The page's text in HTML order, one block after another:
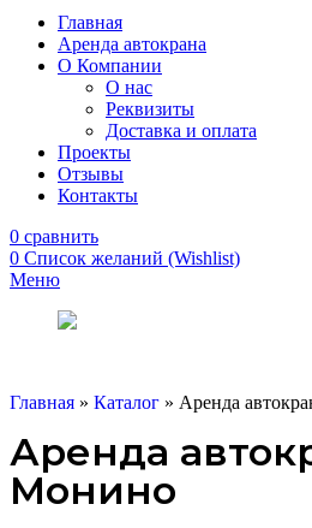
Главная
Аренда автокрана
О Компании
О нас
Реквизиты
Доставка и оплата
Проекты
Отзывы
Контакты
0 сравнить
0 Список желаний (Wishlist)
Меню
Главная » Каталог » Аренда
Аренда
Монино